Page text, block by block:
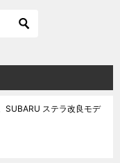
SUBARU ステラ改良モデ